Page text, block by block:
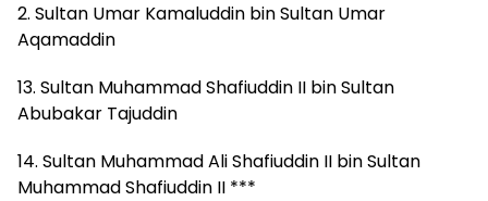
2. Sultan Umar Kamaluddin bin Sultan Umar
Aqamaddin
13. Sultan Muhammad Shafiuddin II bin Sultan
Abubakar Tajuddin
14. Sultan Muhammad Ali Shafiuddin II bin Sultan
Muhammad Shafiuddin II ***